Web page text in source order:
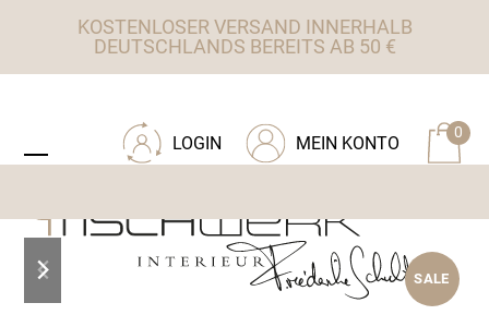
KOSTENLOSER VERSAND INNERHALB
DEUTSCHLANDS BEREITS AB 50 €
0
MEIN KONTO
LOGIN
mobile
mobile
SALE
slide
slide